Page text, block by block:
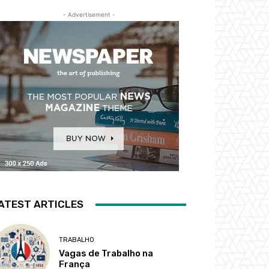
- Advertisement -
ARTICLES
TRABALHO
Vagas de Trabalho na
França